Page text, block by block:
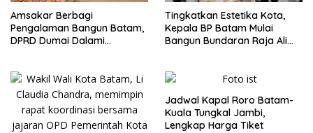
Amsakar Berbagi
Pengalaman Bangun Batam,
DPRD Dumai Dalami
Tingkatkan Estetika Kota,
Kepala BP Batam Mulai
Bangun Bundaran Raja Ali
Jadwal Kapal Roro Batam-
Kuala Tungkal Jambi,
Lengkap Harga Tiket